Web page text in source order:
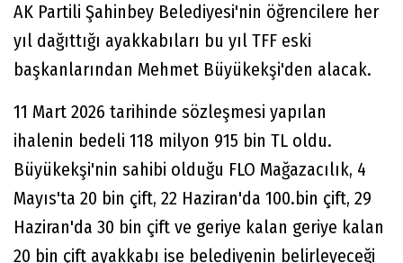
AK Partili Şahinbey Belediyesi'nin öğrencilere her
yıl dağıttığı ayakkabıları bu yıl TFF eski
başkanlarından Mehmet Büyükekşi'den alacak.
11 Mart 2026 tarihinde sözleşmesi yapılan
ihalenin bedeli 118 milyon 915 bin TL oldu.
Büyükekşi'nin sahibi olduğu FLO Mağazacılık, 4
Mayıs'ta 20 bin çift, 22 Haziran'da 100.bin çift, 29
Haziran'da 30 bin çift ve geriye kalan geriye kalan
20 bin çift ayakkabı ise belediyenin belirleyeceği